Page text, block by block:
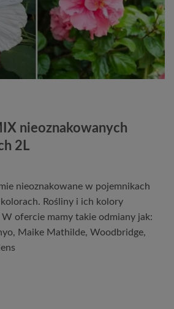
nieoznakowanych
2L
nieoznakowane w pojemnikach
Rośliny i ich kolory
ofercie mamy takie odmiany jak:
Maike Mathilde, Woodbridge,